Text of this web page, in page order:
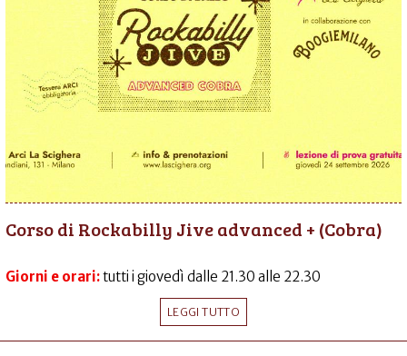
Corso di Rockabilly Jive advanced + (Cobra)
Giorni e orari:tutti i giovedì dalle 21.30 alle 22.30
LEGGI TUTTO